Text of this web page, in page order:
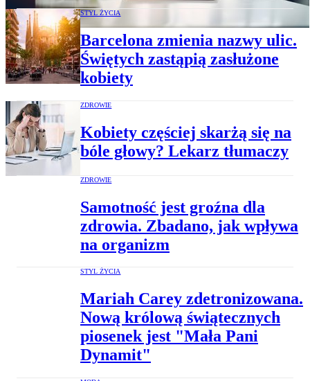
STYL ŻYCIA
Barcelona zmienia nazwy ulic.
Świętych zastąpią zasłużone
kobiety
ZDROWIE
Kobiety częściej skarżą się na
bóle głowy? Lekarz tłumaczy
ZDROWIE
Samotność jest groźna dla
zdrowia. Zbadano, jak wpływa
na organizm
STYL ŻYCIA
Mariah Carey zdetronizowana.
Nową królową świątecznych
piosenek jest "Mała Pani
Dynamit"